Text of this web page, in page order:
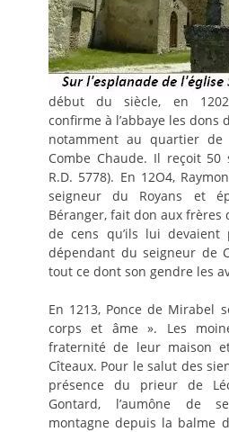
début du siècle, en
confirme à l’abbaye les dons
notamment au quartier de
Combe Chaude. Il reçoit 50
R.D. 5778). En 12O4,
seigneur du Royans et
Béranger, fait don aux frères
de cens qu’ils lui devaient
dépendant du seigneur de
tout ce dont son gendre les
En 1213, Ponce de Mirabel
corps et âme ». Les
fraternité de leur maison
Cîteaux. Pour le salut des
présence du prieur de
Gontard, l’aumône de
montagne depuis la balme